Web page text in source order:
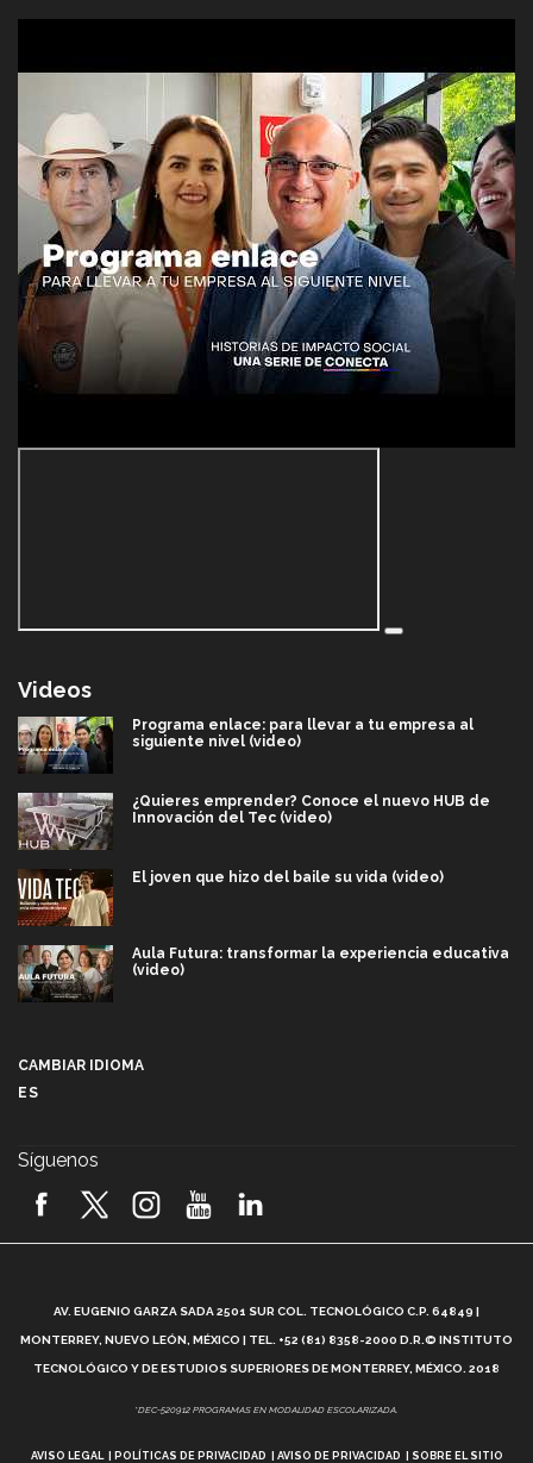
Videos
Programa enlace: para llevar a tu empresa al
siguiente nivel (video)
¿Quieres emprender? Conoce el nuevo HUB de
Innovación del Tec (video)
El joven que hizo del baile su vida (video)
Aula Futura: transformar la experiencia educativa
(video)
2026! (video)
¿Cómo es el Modelo Educativo Tec? (video)
Vida Tec: Feminismo e Inteligencia Artificial, Paola
CAMBIAR IDIOMA
ES
Síguenos
AV. EUGENIO GARZA SADA 2501 SUR COL. TECNOLÓGICO C.P. 64849 |
MONTERREY, NUEVO LEÓN, MÉXICO | TEL. +52 (81) 8358-2000 D.R.© INSTITUTO
TECNOLÓGICO Y DE ESTUDIOS SUPERIORES DE MONTERREY, MÉXICO. 2018
*DEC-520912 PROGRAMAS EN MODALIDAD ESCOLARIZADA.
AVISO LEGAL POLÍTICAS DE PRIVACIDAD AVISO DE PRIVACIDAD SOBRE EL SITIO